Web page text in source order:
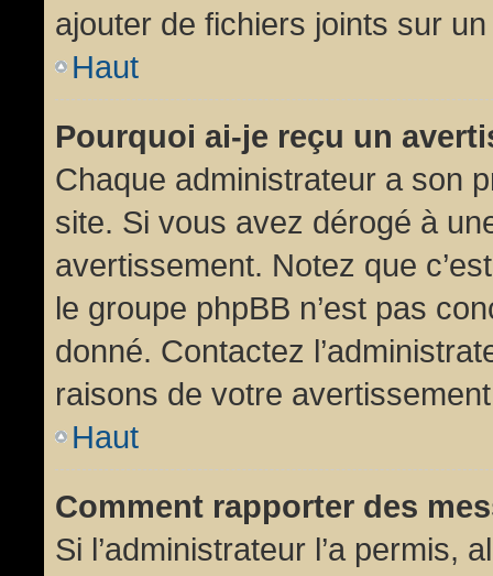
ajouter de fichiers joints sur
Haut
Pourquoi ai-je reçu un
Chaque administrateur a son
site. Si vous avez dérogé à
avertissement. Notez que
le groupe phpBB n’est pas
donné. Contactez
raisons de votre
Haut
Comment rapporter des
Si l’administrateur l’a permis,